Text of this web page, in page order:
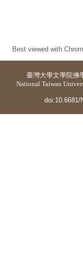
Best viewed with
臺灣大學文學院佛
National Taiwan
doi:10.6681/